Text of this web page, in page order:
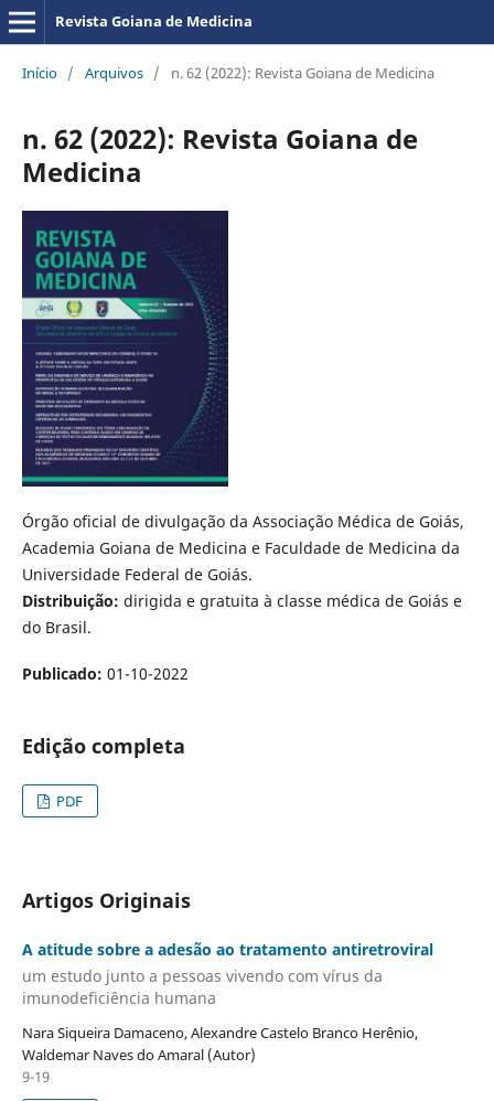
Revista Goiana de Medicina
Início / Arquivos / n. 62 (2022): Revista Goiana de Medicina
n. 62 (2022): Revista Goiana de
Medicina
Órgão oficial de divulgação da Associação Médica de Goiás,
Academia Goiana de Medicina e Faculdade de Medicina da
Universidade Federal de Goiás.
Distribuição: dirigida e gratuita à classe médica de Goiás e
do Brasil.
Publicado: 01-10-2022
Edição completa
PDF
Artigos Originais
A atitude sobre a adesão ao tratamento antiretroviral
um estudo junto a pessoas vivendo com vírus da
imunodeficiência humana
Nara Siqueira Damaceno, Alexandre Castelo Branco Herênio,
Waldemar Naves do Amaral (Autor)
9-19